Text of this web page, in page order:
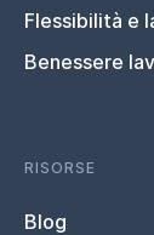
Flessibilità e
Benessere
RISORSE
Blog